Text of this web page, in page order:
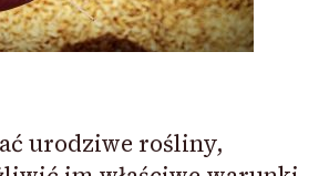
urodziwe rośliny,